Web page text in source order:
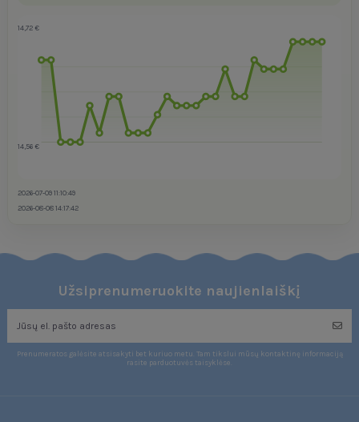
14,72 €
14,56 €
2026-07-09 11:10:49
2026-08-08 14:17:42
Užsiprenumeruokite naujienlaiškį
Prenumeratos galėsite atsisakyti bet kuriuo metu. Tam tikslui mūsų kontaktinę informaciją
rasite parduotuvės taisyklėse.